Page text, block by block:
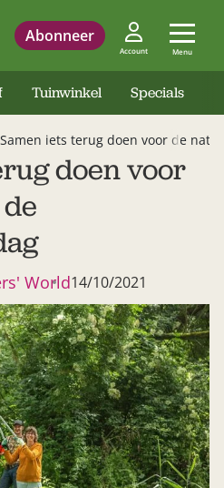
Abonneer
Account Menu
Tuinwinkel Specials
Samen iets terug doen voor de
doen voor
World14/10/2021